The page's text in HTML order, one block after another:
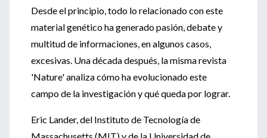
Desde el principio, todo lo relacionado con este
material genético ha generado pasión, debate y
multitud de informaciones, en algunos casos,
excesivas. Una década después, la misma revista
'Nature' analiza cómo ha evolucionado este
campo de la investigación y qué queda por lograr.
Eric Lander, del Instituto de Tecnología de